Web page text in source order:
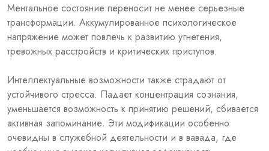
Ментальное состояние переносит не менее серьезные
трансформации. Аккумулированное психологическое
напряжение может повлечь к развитию угнетения,
тревожных расстройств и критических приступов.
Интеллектуальные возможности также страдают от
устойчивого стресса. Падает концентрация сознания,
уменьшается возможность к принятию решений, сбивается
активная запоминание. Эти модификации особенно
очевидны в служебной деятельности и в вавада, где